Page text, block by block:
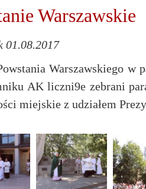
Warszawskie
01.08.2017
Warszawskiego w
AK liczni9e zebrani
miejskie z udziałem